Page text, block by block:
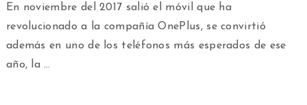
En noviembre del 2017 salió el móvil que ha
revolucionado a la compañía OnePlus, se convirtió
además en uno de los teléfonos más esperados de ese
año, la …